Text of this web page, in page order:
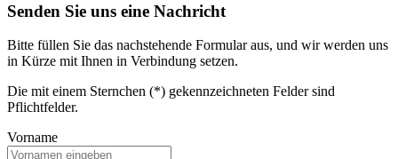
Senden Sie uns eine Nachricht
Bitte füllen Sie das nachstehende Formular aus, und wir werden uns
in Kürze mit Ihnen in Verbindung setzen.
Die mit einem Sternchen (*) gekennzeichneten Felder sind
Pflichtfelder.
Vorname